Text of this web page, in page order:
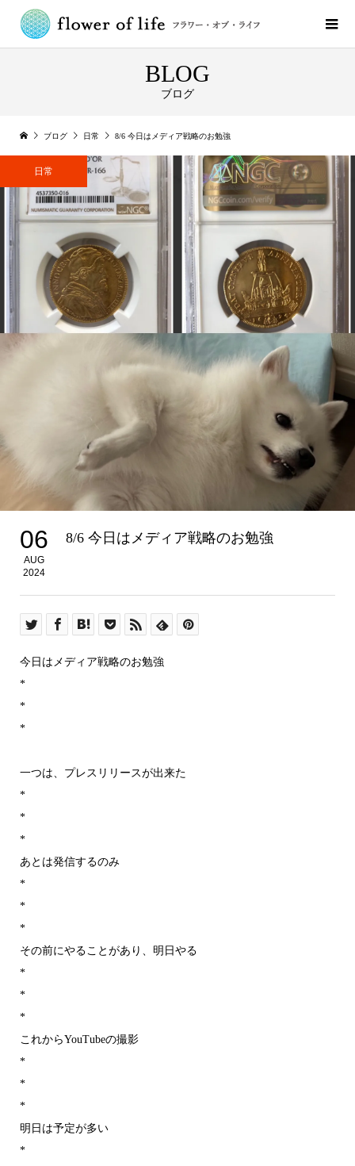
BLOG
ブログ
ブログ 日常 8/6 今日はメディア戦略のお勉強
日常
06
AUG
2024
8/6 今日はメディア戦略のお勉強
今日はメディア戦略のお勉強
*
*
*
一つは、プレスリリースが出来た
*
*
*
あとは発信するのみ
*
*
*
その前にやることがあり、明日やる
*
*
*
これからYouTubeの撮影
*
*
*
明日は予定が多い
*